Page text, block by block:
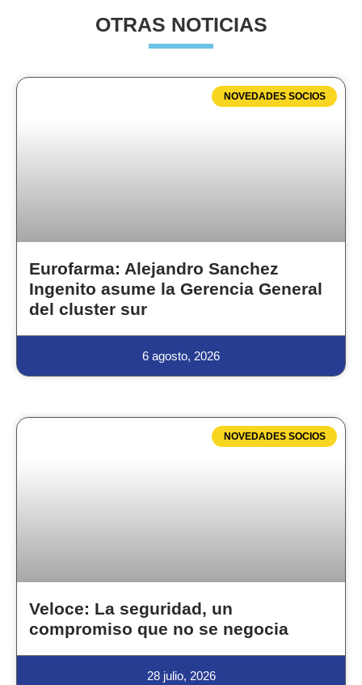
OTRAS NOTICIAS
NOVEDADES SOCIOS
Eurofarma: Alejandro Sanchez
Ingenito asume la Gerencia General
del cluster sur
6 agosto, 2026
NOVEDADES SOCIOS
Veloce: La seguridad, un
compromiso que no se negocia
28 julio, 2026